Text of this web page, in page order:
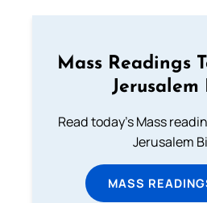
Mass Readings
Jerusalem
Read today's Mass
Jerusalem
MASS